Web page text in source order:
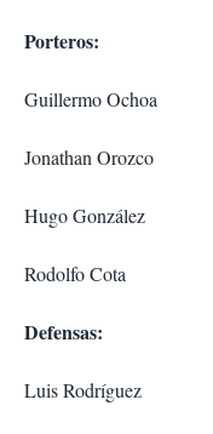
Porteros:
Guillermo Ochoa
Jonathan Orozco
Hugo González
Rodolfo Cota
Defensas:
Luis Rodríguez